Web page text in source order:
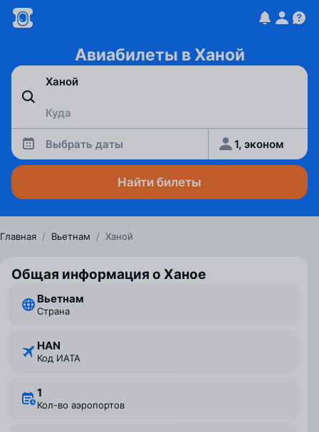
Авиабилеты в Ханой
Выбрать даты 1, эконом
Найти билеты
Главная / Вьетнам / Ханой
Общая информация о Ханое
Вьетнам
Страна
HAN
Код ИАТА
1
Кол-во аэропортов